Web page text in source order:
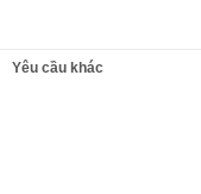
Yêu cầu khác